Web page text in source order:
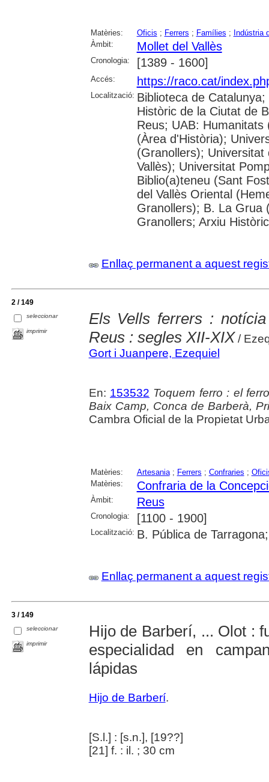
Matèries: Oficis ; Ferrers ; Famílies ; Indústria
Àmbit:
Mollet del Vallès
Cronologia: [1389 - 1600]
Accés: https://raco.cat/
Localització: Biblioteca de
Històric de la Ciutat de
Reus; UAB:
(Àrea d'Història);
(Granollers);
Vallès); Universitat
Biblio(a)teneu (Sant
del Vallès Oriental
Granollers); B. La Grua
Granollers; Arxiu
Enllaç permanent a aquest
2 / 149
seleccionar
imprimir
Els Vells ferrers :
Reus : segles XII-XIX /
Gort i Juanpere, Ezequiel
En: 153532 Toquem ferro : el
Baix Camp, Conca de Barberà,
Cambra Oficial de la Propietat
Matèries: Artesania; Ferrers ; Confraries ;
Matèries:
Confraria de la
Àmbit: Reus
Cronologia: [1100 - 1900]
Localització: B. Pública de
Enllaç permanent a aquest
3 / 149
seleccionar
imprimir
Hijo de Barberí, ... Olot :
especialidad en
lápidas
Hijo de Barberí.
[S.l.] : [s.n.], [19??]
[21] f. : il. ; 30 cm